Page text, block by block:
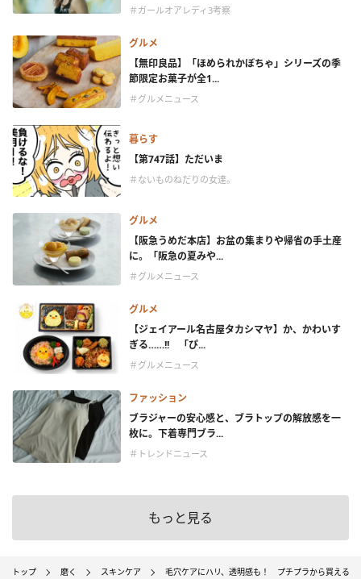
＃ガールオアレディ3考察
グルメ
【無印良品】「ほめられかぼちゃ」シリーズの季
節限定お菓子が全1...
＃グルメニュース
暮らす
【第747話】ただいま
＃ないものねだりの女達。
グルメ
【阪急うめだ本店】お盆の集まりや帰省の手土産
に。「阪急の夏みや...
＃グルメニュース
グルメ
【ジェイアール名古屋タカシマヤ】か、かわいす
ぎる……!! 「ぴ...
＃グルメニュース
ファッション
ブラジャーの安心感と、ブラトップの解放感を一
枚に。下着専門ブラ...
＃トレンドニュース
もっと見る
トップ 磨く スキンケア 毛穴ケアにハリ、透明感も！ プチプラから買える